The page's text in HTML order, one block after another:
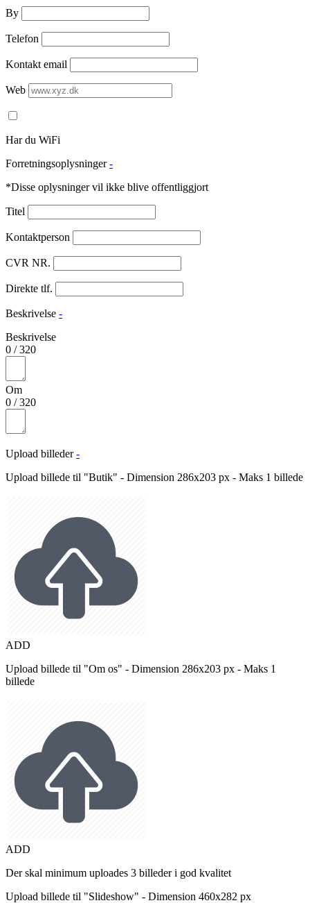
By
Telefon
Kontakt email
Web
Har du WiFi
Forretningsoplysninger -
*Disse oplysninger vil ikke blive offentliggjort
Titel
Kontaktperson
CVR NR.
Direkte tlf.
Beskrivelse -
Beskrivelse
0 /320
Om
0 /320
Upload billeder -
Upload billede til "Butik" - Dimension 286x203 px - Maks 1 billede
ADD
Upload billede til "Om os" - Dimension 286x203 px - Maks 1
billede
ADD
Der skal minimum uploades 3 billeder i god kvalitet
Upload billede til "Slideshow" - Dimension 460x282 px